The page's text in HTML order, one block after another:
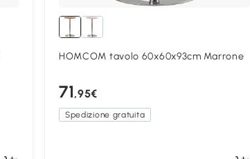
HOMCOM tavolo 60x60x93cm Marrone
71,95€
Spedizione gratuita